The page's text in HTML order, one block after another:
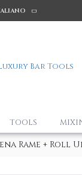
TOOLS
Rame + Roll